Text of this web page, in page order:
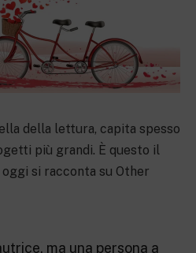
della lettura, capita spesso
più grandi. È questo il
oggi si racconta su Other
ma una persona a